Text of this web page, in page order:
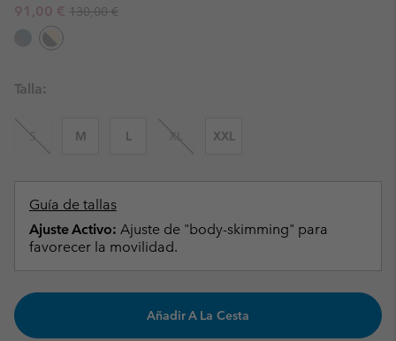
Sale price:
91,00 € Regular price:
130,00 €
Talla:
S M L XL XXL
Guía de tallas
Ajuste Activo: Ajuste de "body-skimming" para
favorecer la movilidad.
Añadir A La Cesta